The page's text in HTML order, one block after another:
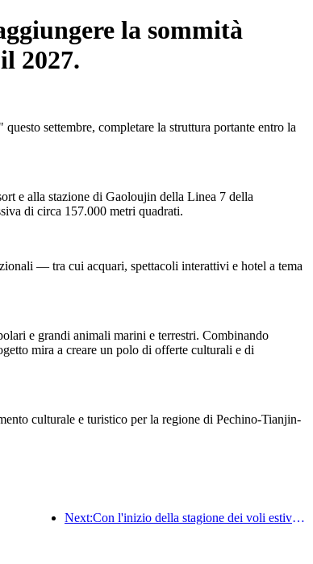
la sommità
2027.
settembre, completare la struttura portante entro la
e alla stazione di Gaoloujin della Linea 7 della
di circa 157.000 metri quadrati.
— tra cui acquari, spettacoli interattivi e hotel a tema
e grandi animali marini e terrestri. Combinando
mira a creare un polo di offerte culturali e di
culturale e turistico per la regione di Pechino-Tianjin-
Next:Con l'inizio della stagione dei voli estivi e autunnali, 41 nuove destinazioni sono state aggiunte ai tre aeroporti dell'isola di Hainan.